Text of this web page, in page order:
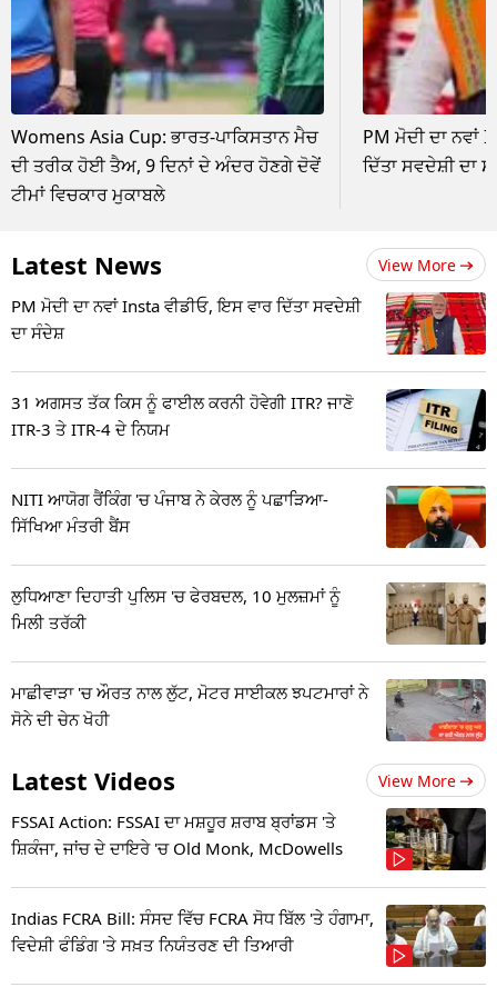
Womens Asia Cup: ਭਾਰਤ-ਪਾਕਿਸਤਾਨ ਮੈਚ
ਦੀ ਤਰੀਕ ਹੋਈ ਤੈਅ, 9 ਦਿਨਾਂ ਦੇ ਅੰਦਰ ਹੋਣਗੇ ਦੋਵੇਂ
ਟੀਮਾਂ ਵਿਚਕਾਰ ਮੁਕਾਬਲੇ
PM ਮੋਦੀ ਦਾ ਨਵਾਂ
ਦਿੱਤਾ ਸਵਦੇਸ਼ੀ ਦਾ
Latest News View More
PM ਮੋਦੀ ਦਾ ਨਵਾਂ Insta ਵੀਡੀਓ, ਇਸ ਵਾਰ ਦਿੱਤਾ ਸਵਦੇਸ਼ੀ
ਦਾ ਸੰਦੇਸ਼
31 ਅਗਸਤ ਤੱਕ ਕਿਸ ਨੂੰ ਫਾਈਲ ਕਰਨੀ ਹੋਵੇਗੀ ITR? ਜਾਣੋ
ITR-3 ਤੇ ITR-4 ਦੇ ਨਿਯਮ
NITI ਆਯੋਗ ਰੈਂਕਿੰਗ 'ਚ ਪੰਜਾਬ ਨੇ ਕੇਰਲ ਨੂੰ ਪਛਾੜਿਆ-
ਸਿੱਖਿਆ ਮੰਤਰੀ ਬੈਂਸ
ਲੁਧਿਆਣਾ ਦਿਹਾਤੀ ਪੁਲਿਸ 'ਚ ਫੇਰਬਦਲ, 10 ਮੁਲਜ਼ਮਾਂ ਨੂੰ
ਮਿਲੀ ਤਰੱਕੀ
ਮਾਛੀਵਾੜਾ 'ਚ ਔਰਤ ਨਾਲ ਲੁੱਟ, ਮੋਟਰ ਸਾਈਕਲ ਝਪਟਮਾਰਾਂ ਨੇ
ਸੋਨੇ ਦੀ ਚੇਨ ਖੋਹੀ
Latest Videos View More
FSSAI Action: FSSAI ਦਾ ਮਸ਼ਹੂਰ ਸ਼ਰਾਬ ਬ੍ਰਾਂਡਸ 'ਤੇ
ਸ਼ਿਕੰਜਾ, ਜਾਂਚ ਦੇ ਦਾਇਰੇ 'ਚ Old Monk, McDowells
Indias FCRA Bill: ਸੰਸਦ ਵਿੱਚ FCRA ਸੋਧ ਬਿੱਲ 'ਤੇ ਹੰਗਾਮਾ,
ਵਿਦੇਸ਼ੀ ਫੰਡਿੰਗ 'ਤੇ ਸਖ਼ਤ ਨਿਯੰਤਰਣ ਦੀ ਤਿਆਰੀ